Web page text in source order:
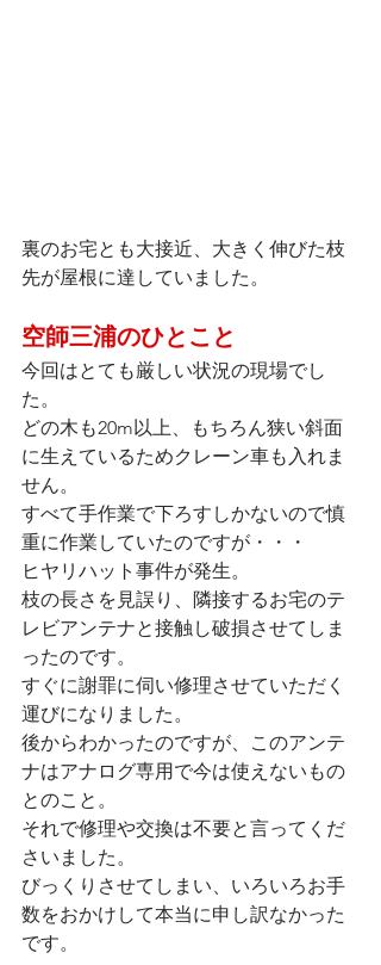
裏のお宅とも大接近、大きく伸びた枝
先が屋根に達していました。
空師三浦のひとこと
今回はとても厳しい状況の現場でし
た。
どの木も20m以上、もちろん狭い斜面
に生えているためクレーン車も入れま
せん。
すべて手作業で下ろすしかないので慎
重に作業していたのですが・・・
ヒヤリハット事件が発生。
枝の長さを見誤り、隣接するお宅のテ
レビアンテナと接触し破損させてしま
ったのです。
すぐに謝罪に伺い修理させていただく
運びになりました。
後からわかったのですが、このアンテ
ナはアナログ専用で今は使えないもの
とのこと。
それで修理や交換は不要と言ってくだ
さいました。
びっくりさせてしまい、いろいろお手
数をおかけして本当に申し訳なかった
です。